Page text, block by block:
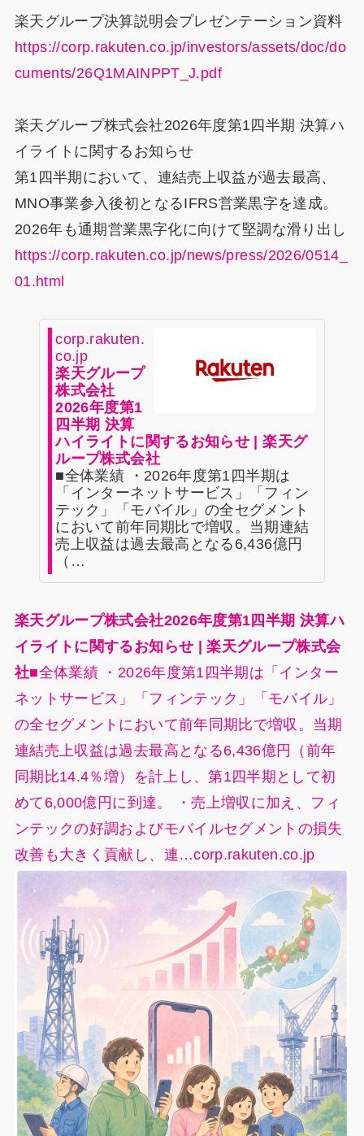
楽天グループ決算説明会プレゼンテーション資料
https://corp.rakuten.co.jp/investors/assets/doc/do
cuments/26Q1MAINPPT_J.pdf
楽天グループ株式会社2026年度第1四半期 決算ハ
イライトに関するお知らせ
第1四半期において、連結売上収益が過去最高、
MNO事業参入後初となるIFRS営業黒字を達成。
2026年も通期営業黒字化に向けて堅調な滑り出し
https://corp.rakuten.co.jp/news/press/2026/0514_
01.html
corp.rakuten.
co.jp
楽天グループ
株式会社
2026年度第1
四半期 決算
ハイライトに関するお知らせ | 楽天グ
ループ株式会社
■全体業績 ・2026年度第1四半期は
「インターネットサービス」「フィン
テック」「モバイル」の全セグメント
において前年同期比で増収。当期連結
売上収益は過去最高となる6,436億円
（…
楽天グループ株式会社2026年度第1四半期 決算ハ
イライトに関するお知らせ | 楽天グループ株式会
社■全体業績 ・2026年度第1四半期は「インター
ネットサービス」「フィンテック」「モバイル」
の全セグメントにおいて前年同期比で増収。当期
連結売上収益は過去最高となる6,436億円（前年
同期比14.4％増）を計上し、第1四半期として初
めて6,000億円に到達。 ・売上増収に加え、フィ
ンテックの好調およびモバイルセグメントの損失
改善も大きく貢献し、連…corp.rakuten.co.jp